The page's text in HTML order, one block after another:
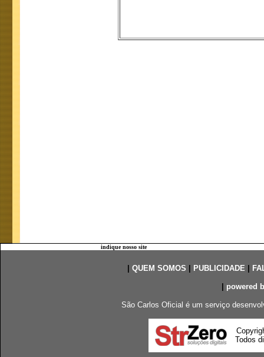
indique nosso site
QUEM SOMOS PUBLICIDADE|
powered
São Carlos Oficial é um serviço
Todos